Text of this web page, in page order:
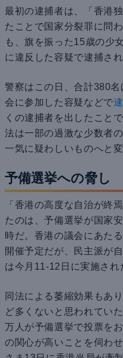
最初の逮捕者は、「香港
たことで国家分裂罪に問
も、旗を振った15歳の少
に違反した容疑で逮捕され
警察はこの日、合計380
会に参加した容疑などで
くの逮捕者を出したこと
法は一部の過激な少数者
一気に疑わしいものへと変
予備選挙への脅し
「香港の高度な自治が終
たのは、予備選挙が国家
時だ。香港の議会にあた
開催予定だが、民主派が
は今月11-12日に実施され
同法による萎縮効果もあ
ど多くないと思われてい
万人が予備選挙で投票を
の関心が高いことを伺わ